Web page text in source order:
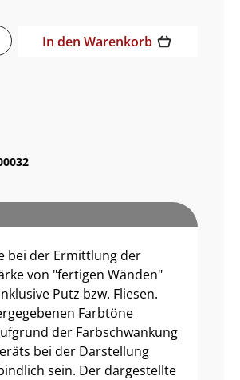
Gib den
In den Warenkorb
bei der Ermittlung der
von "fertigen Wänden"
Putz bzw. Fliesen.
Farbtöne
der Farbschwankung
bei der Darstellung
sein. Der dargestellte